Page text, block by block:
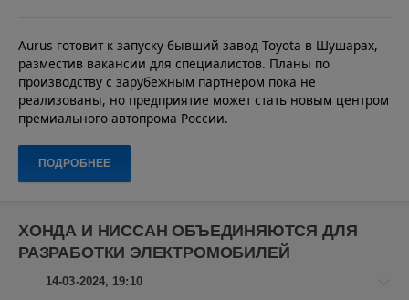
гибрид,
японские
автомобили
Авто
новости
Алекс
Новикович
Шушары
автопром ,
производство,
Санкт-
Aurus готовит к запуску бывший завод Toyota в Шушарах,
разместив вакансии для специалистов. Планы по
производству с зарубежным партнером пока не
реализованы, но предприятие может стать новым центром
премиального автопрома России.
ПОДРОБНЕЕ
ХОНДА И НИССАН ОБЪЕДИНЯЮТСЯ ДЛЯ
РАЗРАБОТКИ ЭЛЕКТРОМОБИЛЕЙ
14-03-2024, 19:10